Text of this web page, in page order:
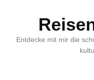
Entdecke mit mir die